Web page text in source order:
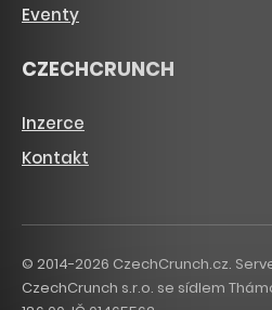
Eventy
CZECHCRUNCH
Inzerce
Kontakt
© 2014-2026 CzechCrunch.cz.
CzechCrunch s.r.o. se sídlem